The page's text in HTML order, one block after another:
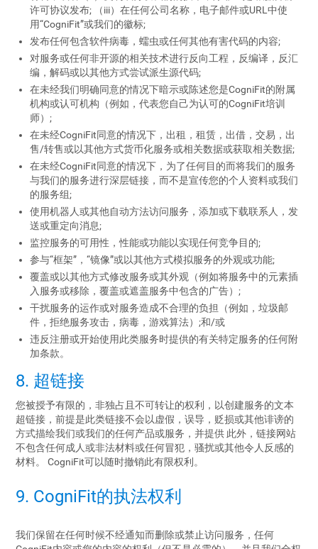
许可协议发布; （iii）在任何公司名称，电子邮件或URL中使
用“CogniFit”或我们的徽标;
发布任何包含软件病毒，蠕虫或任何其他有害代码的内容;
对服务或任何非开源的相关技术进行反向工程，反编译，反汇
编，解码或以其他方式尝试派生源代码;
在未经我们明确同意的情况下暗示或陈述您是CogniFit的附属
机构或认可机构（例如，代表您自己为认可的CogniFit培训
师）;
在未经CogniFit同意的情况下，出租，租赁，出借，交易，出
售/转售或以其他方式货币化服务或相关数据或获取相关数据;
在未经CogniFit同意的情况下，为了任何目的而将我们的服务
与我们的服务进行深层链接，而不是宣传您的个人资料或我们
的服务组;
使用机器人或其他自动方法访问服务，添加或下载联系人，发
送或重定向消息;
监控服务的可用性，性能或功能以实现任何竞争目的;
参与“框架”，“镜像”或以其他方式模拟服务的外观或功能;
覆盖或以其他方式修改服务或其外观（例如将服务中的元素插
入服务或移除，覆盖或遮盖服务中包含的广告）;
干扰服务的运作或对服务造成不合理的负担（例如，垃圾邮
件，拒绝服务攻击，病毒，游戏算法）;和/或
违反注册或开始使用此类服务时提供的有关特定服务的任何附
加条款。
8. 超链接
您被授予有限的，非独占且不可转让的权利，以创建服务的文本
超链接，前提是此类链接不会以虚假，误导，贬损或其他诽谤的
方式描绘我们或我们的任何产品或服务，并提供 此外，链接网站
不包含任何成人或非法材料或任何冒犯，骚扰或其他令人反感的
材料。 CogniFit可以随时撤销此有限权利。
9. CogniFit的执法权利
我们保留在任何时候不经通知而删除或禁止访问服务，任何